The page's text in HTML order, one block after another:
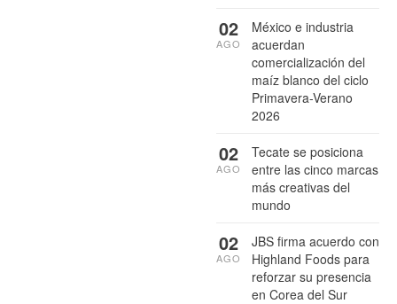
México e industria
acuerdan
comercialización del
maíz blanco del ciclo
Primavera-Verano
2026
02
AGO
Tecate se posiciona
entre las cinco marcas
más creativas del
mundo
02
AGO
JBS firma acuerdo con
Highland Foods para
reforzar su presencia
en Corea del Sur
02
AGO